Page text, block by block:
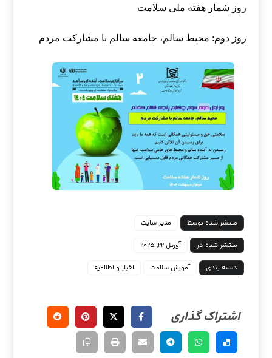
روز شمار هفته ملی سلامت
روز دوم: محیط سالم، جامعه سالم با مشارکت مردم
منتشر شده توسط مدیر سایت
منتشر شده در آوریل ۲۲, ۲۰۲۵
دسته بندی آموزش سلامت اخبار و اطلاعیه